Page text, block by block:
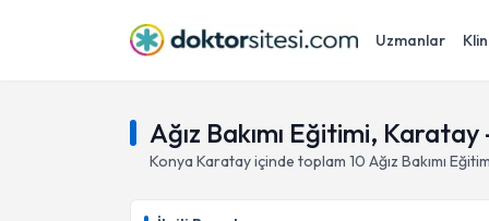
Uzmanlar
Ağız Bakımı Eğitimi,
Konya Karatayiçinde toplam 10 Ağız Bakımı